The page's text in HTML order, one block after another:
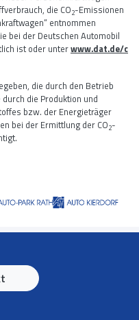
die CO2-Emissionen
entnommen
bei der Deutschen Automobil
ist oder unterwww.dat.de/c
die durch den Betrieb
die Produktion und
bzw. der Energieträger
bei der Ermittlung der CO2-